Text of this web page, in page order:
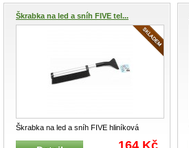
Škrabka na led a sníh FIVE tel...
Škrabka na led a sníh FIVE hliníková
Zimní kombinovaná teleskop